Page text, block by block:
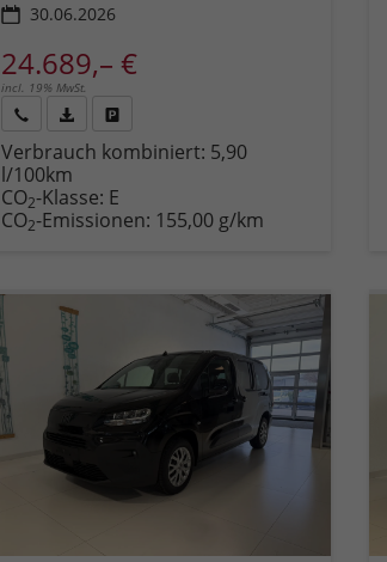
30.06.2026
24.689,– €
incl. 19% MwSt.
anfordernDatei,
Fahrzeugexposé
drucken
drucken,
oder
vergleichen
Verbrauch kombiniert: 5,90
l/100km
CO2-Klasse: E
CO2-Emissionen: 155,00 g/km